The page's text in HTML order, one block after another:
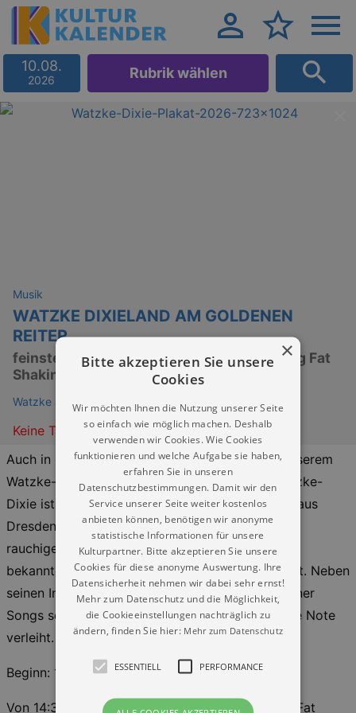
10.08.
2026 Rubrik wählen
Musik
WATZKE DIXIELAND AM GOLDENEN
REITER
feinste Livemusik mit Thomas Stelzer & Big Fat
Shakin
Watzke am Goldenen Reiter
Keine Termine
Auch in diesem Jahr laden wir Sie herzlich zu unserem
Watzke-Dixie ein. Ein echtes Highlight beim Watzke-
Dixie ist ohne Zweifel Thomas Stelzer & Friends aus
Dresden. Thomas Stelzer beeindruckt mit seiner
rauchigen Bluesstimme, die jedem Song, selbst
bekannten Covern, eine persönliche Note verleiht. Neben
seinen Interpretationen schreibt Stelzer viele seiner
Songs selbst, was seiner Musik eine authentische Note
verleiht.
Beginn: 12:00 – 14:00 Uhr
Von 14:30 Uhr – 17:00 Uhr spielt die Combo Big Fat
×
Bitte akzeptieren Sie unsere
Cookies
Wir möchten Ihnen die Nutzung unserer Seite
so einfach wie möglich machen. Deshalb
verwenden wir Cookies. Wie Cookies
funktionieren und welche Aufgabe sie haben,
erfahren Sie in unseren
Datenschutzbestimmungen. Damit wir den
Service unserer Seite weiter kostenlos
anbieten können, benötigen wir anonyme
statistische Informationen für unsere
Kulturpartner. Bitte akzeptieren Sie unsere
Cookies für diese anonyme Auswertung. Ihre
Datensicherheit nehmen wir dabei sehr ernst!
Mehr zum Datenschutz und die Möglichkeit,
die Cookieeinstellungen nachträglich zu
ändern, finden Sie hier: Mehr zum Datenschutz
ESSENTIELL PERFORMANCE